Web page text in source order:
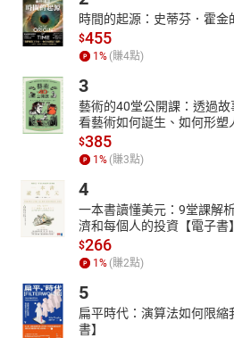
時間的起源：史蒂芬．霍金
$455
1 % (賺4點)
3
藝術的40堂公開課：透過
看藝術如何誕生、如何形塑
$385
1 % (賺3點)
4
一本書讀懂美元：9堂課解
濟和每個人的投資【電子書】
$266
1 % (賺2點)
5
扁平時代：演算法如何限
書】